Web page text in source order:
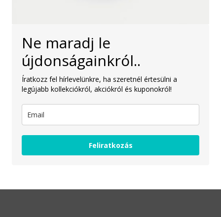
Ne maradj le
újdonságainkról..
Íratkozz fel hírlevelünkre, ha szeretnél értesülni a
legújabb kollekciókról, akciókról és kuponokról!
Feliratkozás